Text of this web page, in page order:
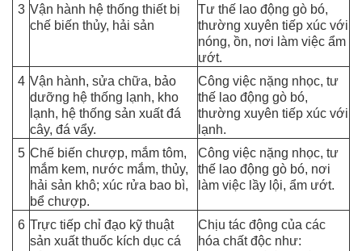
3 Vận hành hệ thống thiết bị
chế biến thủy, hải sản
Tư thế lao động gò bó,
thường xuyên tiếp xúc với
nóng, ồn, nơi làm việc ẩm
ướt.
4 Vận hành, sửa chữa, bảo
dưỡng hệ thống lạnh, kho
lạnh, hệ thống sản xuất đá
cây, đá vẩy.
Công việc nặng nhọc, tư
thế lao động gò bó,
thường xuyên tiếp xúc với
lạnh.
5 Chế biến chượp, mắm tôm,
mắm kem, nước mắm, thủy,
hải sản khô; xúc rửa bao bì,
bể chượp.
Công việc nặng nhọc, tư
thế lao động gò bó, nơi
làm việc lầy lội, ẩm ướt.
6 Trực tiếp chỉ đạo kỹ thuật
sản xuất thuốc kích dục cá
Chịu tác động của các
hóa chất độc như: